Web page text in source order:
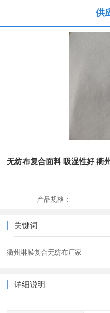
供
无纺布复合面料 吸湿性好 衢
产品规格：
关键词
衢州淋膜复合无纺布厂家
详细说明